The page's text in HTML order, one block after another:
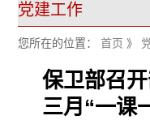
党建工作
您所在的位置：首页 》
保卫部召
三月“一课